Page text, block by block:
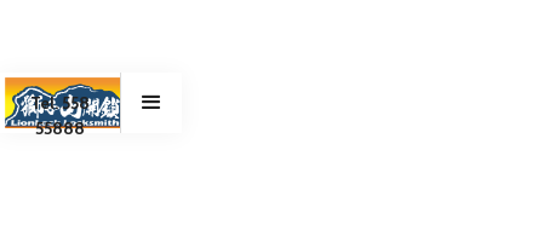
Tel. 558
55888